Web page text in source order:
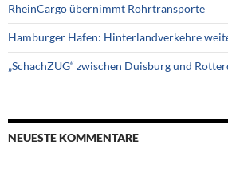
RheinCargo übernimmt Rohrtransporte
Hamburger Hafen: Hinterlandverkehre
„SchachZUG“ zwischen Duisburg und
NEUESTE KOMMENTARE